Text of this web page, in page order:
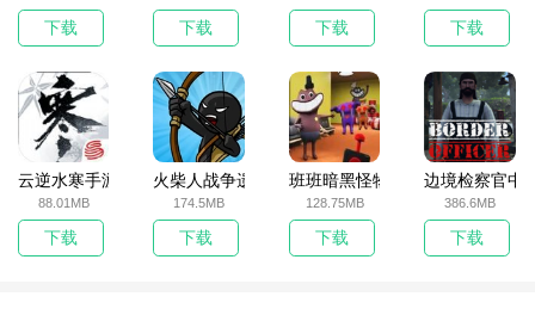
下载 下载 下载 下载
云逆水寒手游
88.01MB
下载
火柴人战争遗产无敌版
174.5MB
下载
班班暗黑怪物生存挑战5
128.75MB
下载
边境检察官中
386.6MB
下载